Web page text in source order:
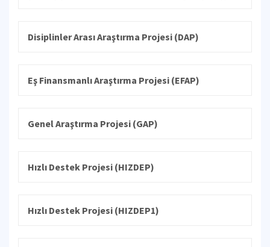
Disiplinler Arası Araştırma Projesi (DAP)
Eş Finansmanlı Araştırma Projesi (EFAP)
Genel Araştırma Projesi (GAP)
Hızlı Destek Projesi (HIZDEP)
Hızlı Destek Projesi (HIZDEP1)